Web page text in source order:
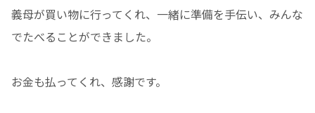
義母が買い物に行ってくれ、一緒に準備を手伝い、みんな
でたべることができました。
お金も払ってくれ、感謝です。